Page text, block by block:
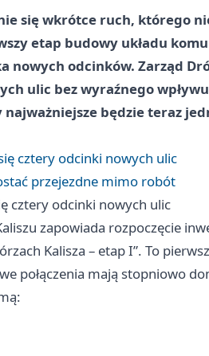
się wkrótce ruch, którego
etap budowy układu
nowych odcinków. Zarząd
ulic bez wyraźnego
będzie teraz
cztery odcinki nowych ulic
przejezdne mimo robót
cztery odcinki nowych ulic
zapowiada rozpoczęcie
Kalisza – etap I”. To
połączenia mają stopniowo